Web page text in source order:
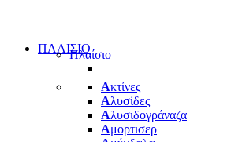
ΠΛΑΙΣΙΟΠλαίσιο
Ακτίνες
Αλυσίδες
Αλυσιδογράναζα
Αμορτισερ